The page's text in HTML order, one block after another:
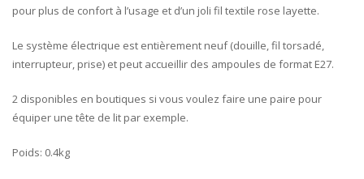
pour plus de confort à l’usage et d’un joli fil textile rose layette.
Le système électrique est entièrement neuf (douille, fil torsadé,
interrupteur, prise) et peut accueillir des ampoules de format E27.
2 disponibles en boutiques si vous voulez faire une paire pour
équiper une tête de lit par exemple.
Poids: 0.4kg